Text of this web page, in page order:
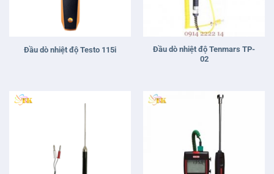
Đầu dò nhiệt độ Testo 115i
Đầu dò nhiệt độ Tenmars TP-
02